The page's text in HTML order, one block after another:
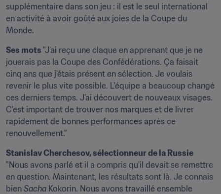
supplémentaire dans son jeu : il est le seul international
en activité à avoir goûté aux joies de la Coupe du
Monde.
Ses mots "J'ai reçu une claque en apprenant que je ne
jouerais pas la Coupe des Confédérations. Ça faisait
cinq ans que j'étais présent en sélection. Je voulais
revenir le plus vite possible. L'équipe a beaucoup changé
ces derniers temps. J'ai découvert de nouveaux visages.
C'est important de trouver nos marques et de livrer
rapidement de bonnes performances après ce
renouvellement."
"Nous avons parlé et il a compris qu'il devait se remettre
en question. Maintenant, les résultats sont là. Je connais
bien Sacha Kokorin. Nous avons travaillé ensemble